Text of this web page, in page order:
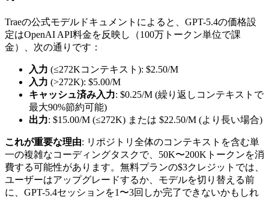
Traeの公式モデルドキュメントによると、GPT-5.4の価格設
定はOpenAI API料金を反映し（100万トークン単位で課
金）、次の通りです：
入力 (≤272Kコンテキスト): $2.50/M
入力 (>272K): $5.00/M
キャッシュ済み入力: $0.25/M (繰り返しコンテキストで
最大90%節約可能)
出力: $15.00/M (≤272K) または $22.50/M (より長い場合)
これが重要な理由: リポジトリ全体のコンテキストを含む単
一の複雑なコーディングタスクで、50K〜200Kトークンを消
費する可能性があります。無料プランの$3クレジットでは、
ユーザーはアップグレードするか、モデルを切り替える前
に、GPT-5.4セッションを1〜3回しか完了できないかもしれ